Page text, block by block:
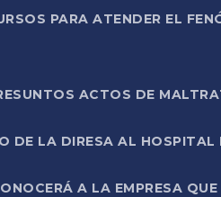
PARA ATENDER EL
ACTOS DE
DE LA DIRESA AL
A LA EMPRESA